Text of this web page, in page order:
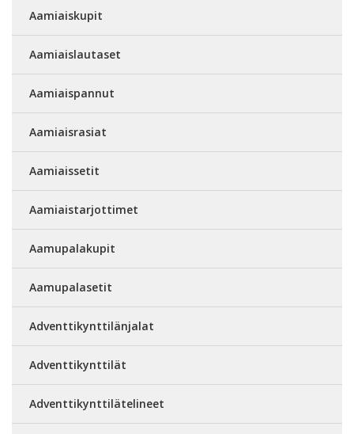
Aamiaiskupit
Aamiaislautaset
Aamiaispannut
Aamiaisrasiat
Aamiaissetit
Aamiaistarjottimet
Aamupalakupit
Aamupalasetit
Adventtikynttilänjalat
Adventtikynttilät
Adventtikynttilätelineet